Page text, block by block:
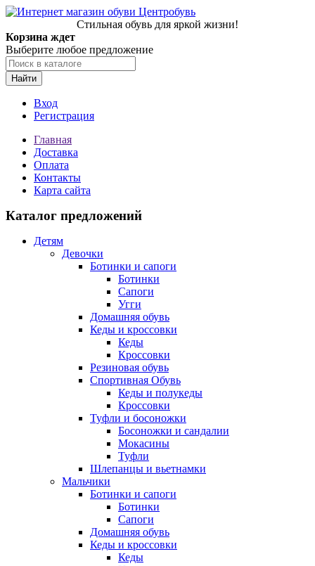
Стильная обувь для яркой жизни!
Корзина ждет
Выберите любое предложение
Найти
Вход
Регистрация
Главная
Доставка
Оплата
Контакты
Карта сайта
Каталог предложений
Детям
Девочки
Ботинки и сапоги
Ботинки
Сапоги
Угги
Домашняя обувь
Кеды и кроссовки
Кеды
Кроссовки
Резиновая обувь
Спортивная Обувь
Кеды и полукеды
Кроссовки
Туфли и босоножки
Босоножки и сандалии
Мокасины
Туфли
Шлепанцы и вьетнамки
Мальчики
Ботинки и сапоги
Ботинки
Сапоги
Домашняя обувь
Кеды и кроссовки
Кеды